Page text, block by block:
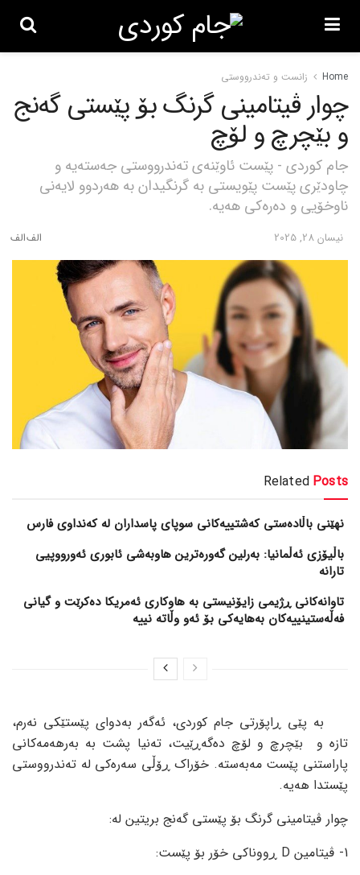
Home زانست و تەندرووستی
چوار ڤیتامینی گرنگ بۆ پێستی گەنج
و بێچرچ و لۆچ
جام کوردی - پێست ئاوێنەی تەندرووستی جەستەیە و
چاودێری پێست پێویستی بە گرنگیدان بە هەردوو لایەنی
ناوخۆیی و دەرەکی هەیە.
نیسان 28, 2025
Related Posts
نهێنی باڵادەستی کەشتییەکانی سوپای پاسداران لە کەنداوی فارس
باڵیۆزی ئەڵمانیا: بەرلین گەورەترین هاوبەشی ئابوری ئەورووپیی
تارانە
تاوانەکانی ڕژیمی زایۆنیستی بە هاوکاری ئەمریکا دەکرێت و گیانی
فەڵەستینییەکان بەهایەکی بۆ ئەو وڵاتە نییە
بە پێی ڕاپۆرتی جام کوردی، ئەگەر بەدوای پێستێکی نەرم،
تازە و بێچرچ و لۆچ دەگەڕێیت، تەنیا پشت بە بەرهەمەکانی
پاراستنی پێست مەبەستە. خۆراک ڕۆڵی سەرەکی لە تەندرووستی
پێستدا هەیە.
چوار ڤیتامینی گرنگ بۆ پێستی گەنج بریتین له:
1- ڤیتامین D ڕووناکی خۆر بۆ پێست: